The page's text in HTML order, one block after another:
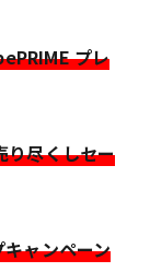
プレ
り尽くしセー
ャンペーン